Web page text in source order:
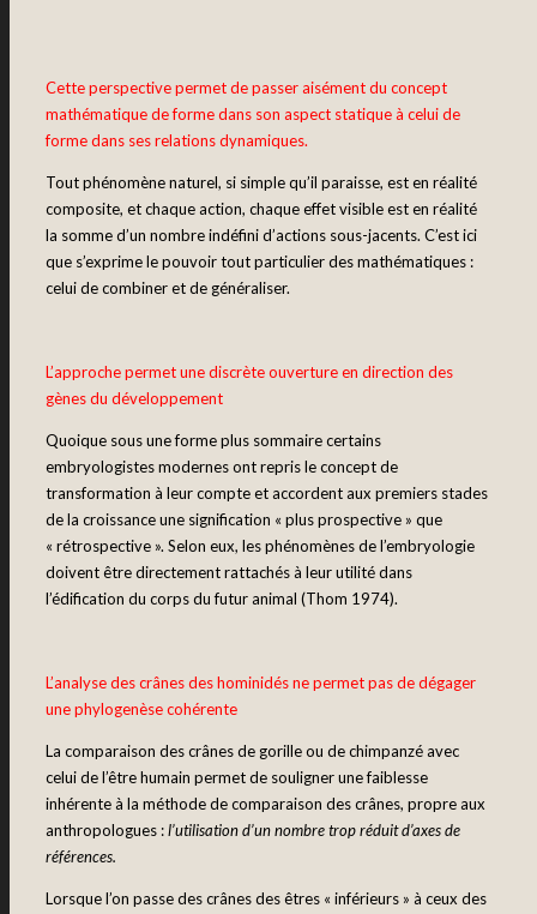
Cette perspective permet de passer aisément du concept
mathématique de forme dans son aspect statique à celui de
forme dans ses relations dynamiques.
Tout phénomène naturel, si simple qu’il paraisse, est en réalité
composite, et chaque action, chaque effet visible est en réalité
la somme d’un nombre indéfini d’actions sous-jacents. C’est ici
que s’exprime le pouvoir tout particulier des mathématiques :
celui de combiner et de généraliser.
L’approche permet une discrète ouverture en direction des
gènes du développement
Quoique sous une forme plus sommaire certains
embryologistes modernes ont repris le concept de
transformation à leur compte et accordent aux premiers stades
de la croissance une signification « plus prospective » que
« rétrospective ». Selon eux, les phénomènes de l’embryologie
doivent être directement rattachés à leur utilité dans
l’édification du corps du futur animal (Thom 1974).
L’analyse des crânes des hominidés ne permet pas de dégager
une phylogenèse cohérente
La comparaison des crânes de gorille ou de chimpanzé avec
celui de l’être humain permet de souligner une faiblesse
inhérente à la méthode de comparaison des crânes, propre aux
anthropologues :l’utilisation d’un nombre trop réduit d’axes de
références.
Lorsque l’on passe des crânes des êtres « inférieurs » à ceux des